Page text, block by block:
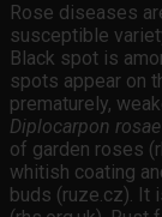
Rose diseases
susceptible
Black spot is
spots appear on
prematurely,
Diplocarpon rosae
of garden roses
whitish coating
buds (ruze.cz). It